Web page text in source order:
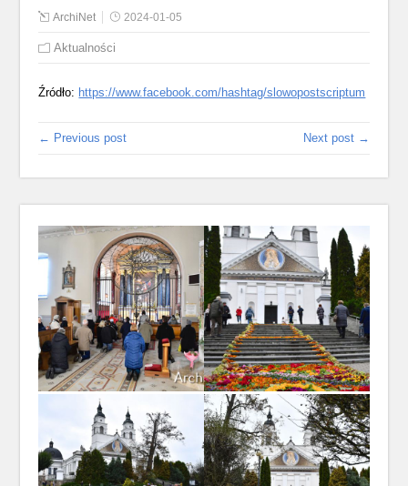
ArchiNet 2024-01-05
Aktualności
Źródło: https://www.facebook.com/hashtag/slowopostscriptum
← Previous post Next post →